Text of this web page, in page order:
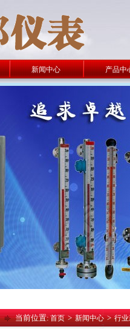
新闻中心 产品中
当前位置:首页>新闻中心>行